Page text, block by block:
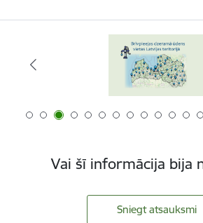
Vai šī informācija bija
Sniegt atsauksmi